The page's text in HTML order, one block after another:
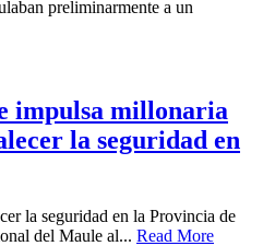
preliminarmente a un
impulsa millonaria
la seguridad en
la seguridad en la Provincia de
del Maule al... Read More